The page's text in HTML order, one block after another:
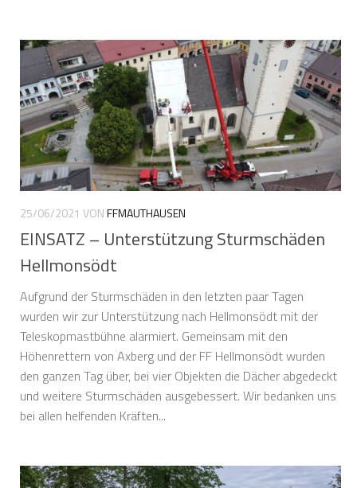
25/06/2021 VONFFMAUTHAUSEN
EINSATZ – Unterstützung Sturmschäden
Hellmonsödt
Aufgrund der Sturmschäden in den letzten paar Tagen
wurden wir zur Unterstützung nach Hellmonsödt mit der
Teleskopmastbühne alarmiert. Gemeinsam mit den
Höhenrettern von Axberg und der FF Hellmonsödt wurden
den ganzen Tag über, bei vier Objekten die Dächer abgedeckt
und weitere Sturmschäden ausgebessert. Wir bedanken uns
bei allen helfenden Kräften...